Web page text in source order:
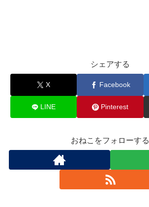
シェアする
X Facebook
LINE Pinterest
おねこをフォローする